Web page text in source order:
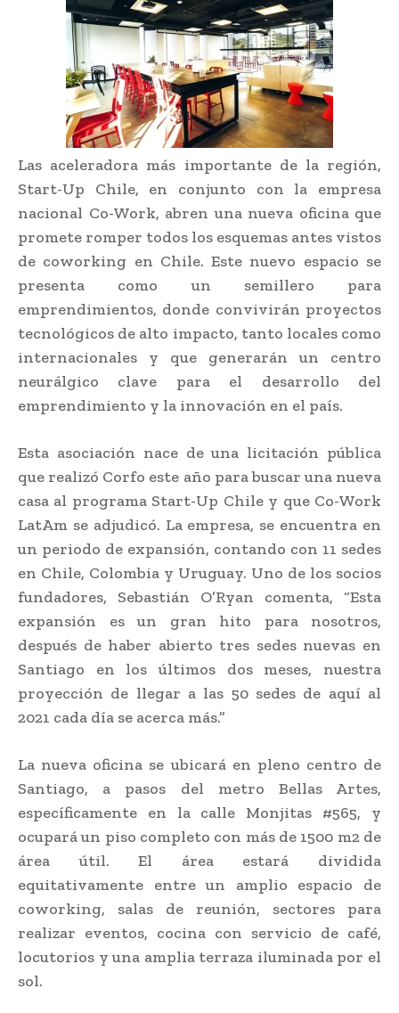
Las aceleradora más importante de la región,
Start-Up Chile, en conjunto con la empresa
nacional Co-Work, abren una nueva oficina que
promete romper todos los esquemas antes vistos
de coworking en Chile. Este nuevo espacio se
presenta como un semillero para
emprendimientos, donde convivirán proyectos
tecnológicos de alto impacto, tanto locales como
internacionales y que generarán un centro
neurálgico clave para el desarrollo del
emprendimiento y la innovación en el país.
Esta asociación nace de una licitación pública
que realizó Corfo este año para buscar una nueva
casa al programa Start-Up Chile y que Co-Work
LatAm se adjudicó. La empresa, se encuentra en
un periodo de expansión, contando con 11 sedes
en Chile, Colombia y Uruguay. Uno de los socios
fundadores, Sebastián O’Ryan comenta, “Esta
expansión es un gran hito para nosotros,
después de haber abierto tres sedes nuevas en
Santiago en los últimos dos meses, nuestra
proyección de llegar a las 50 sedes de aquí al
2021 cada día se acerca más.”
La nueva oficina se ubicará en pleno centro de
Santiago, a pasos del metro Bellas Artes,
específicamente en la calle Monjitas #565, y
ocupará un piso completo con más de 1500 m2 de
área útil. El área estará dividida
equitativamente entre un amplio espacio de
coworking, salas de reunión, sectores para
realizar eventos, cocina con servicio de café,
locutorios y una amplia terraza iluminada por el
sol.